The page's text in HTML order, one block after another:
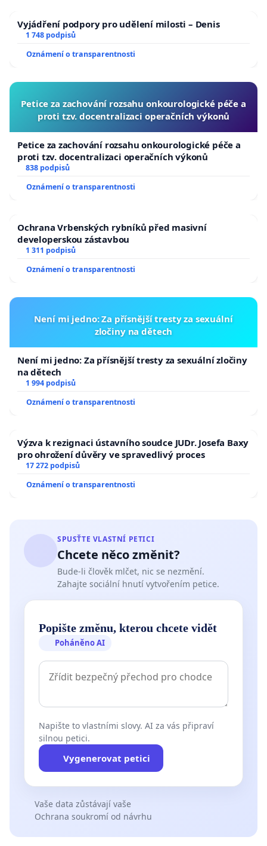
Vyjádření podpory pro udělení milosti – Denis
1 748 podpisů
Oznámení o transparentnosti
Petice za zachování rozsahu onkourologické péče a
proti tzv. docentralizaci operačních výkonů
Petice za zachování rozsahu onkourologické péče a
proti tzv. docentralizaci operačních výkonů
838 podpisů
Oznámení o transparentnosti
Ochrana Vrbenských rybníků před masivní
developerskou zástavbou
1 311 podpisů
Oznámení o transparentnosti
Není mi jedno: Za přísnější tresty za sexuální
zločiny na dětech
Není mi jedno: Za přísnější tresty za sexuální zločiny
na dětech
1 994 podpisů
Oznámení o transparentnosti
Výzva k rezignaci ústavního soudce JUDr. Josefa Baxy
pro ohrožení důvěry ve spravedlivý proces
17 272 podpisů
Oznámení o transparentnosti
SPUSŤTE VLASTNÍ PETICI
Chcete něco změnit?
Bude-li člověk mlčet, nic se nezmění.
Zahajte sociální hnutí vytvořením petice.
Popište změnu, kterou chcete vidět
Poháněno AI
Napište to vlastními slovy. AI za vás připraví
silnou petici.
Vygenerovat petici
Vaše data zůstávají vaše
Ochrana soukromí od návrhu